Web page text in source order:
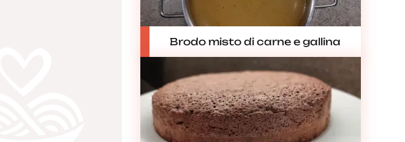
Brodo misto di carne e gallina